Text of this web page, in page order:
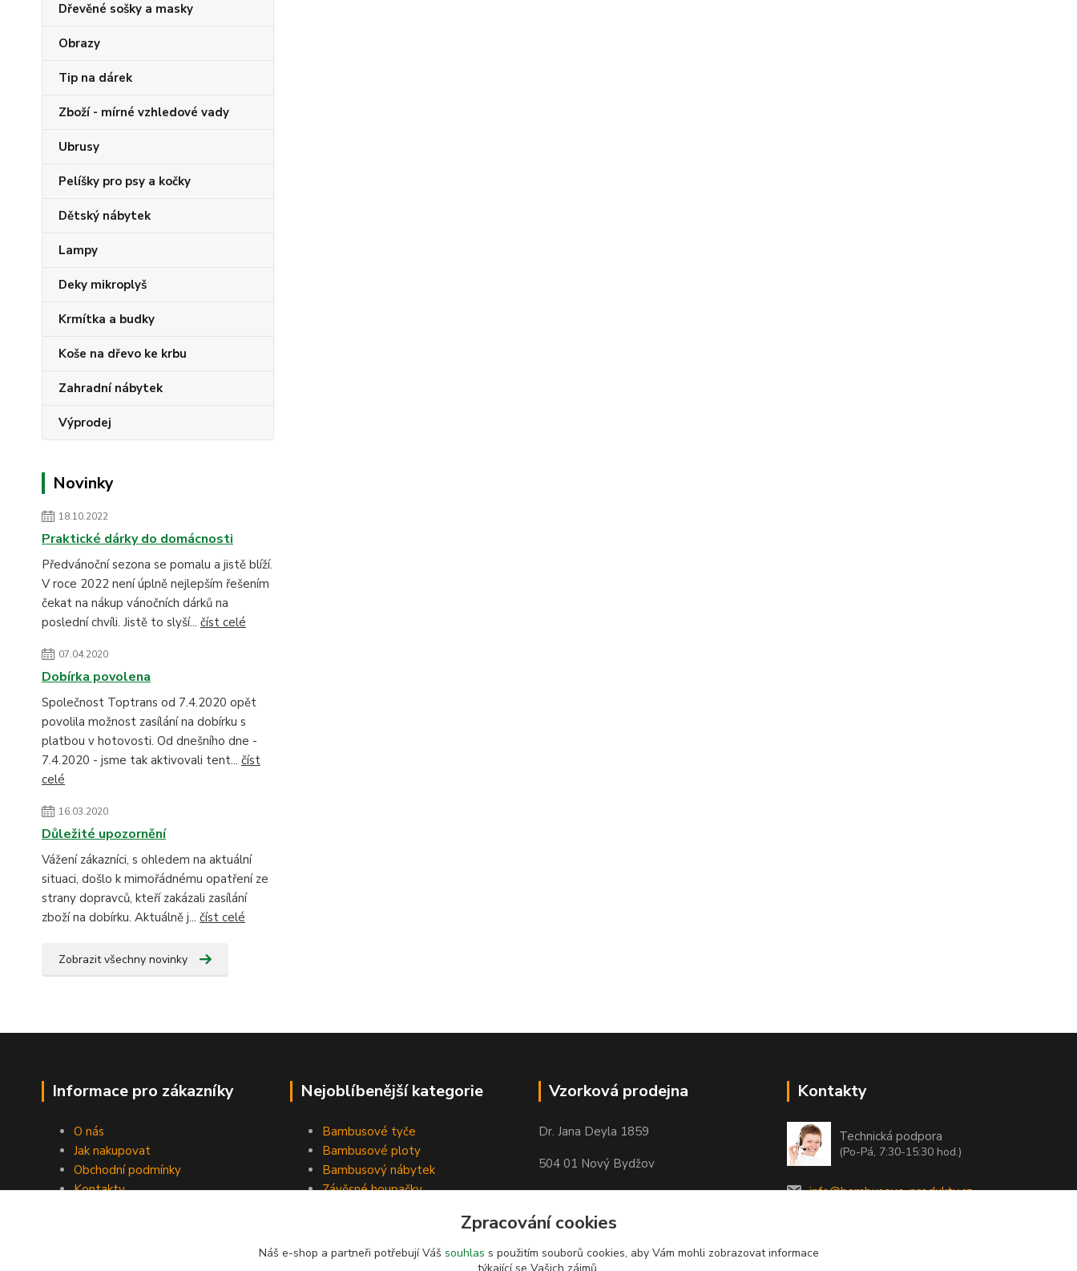
Dřevěné sošky a masky
Obrazy
Tip na dárek
Zboží - mírné vzhledové vady
Ubrusy
Pelíšky pro psy a kočky
Dětský nábytek
Lampy
Deky mikroplyš
Krmítka a budky
Koše na dřevo ke krbu
Zahradní nábytek
Výprodej
Novinky
18.10.2022
Praktické dárky do domácnosti
Předvánoční sezona se pomalu a jistě blíží.
V roce 2022 není úplně nejlepším řešením
čekat na nákup vánočních dárků na
poslední chvíli. Jistě to slyší... číst celé
07.04.2020
Dobírka povolena
Společnost Toptrans od 7.4.2020 opět
povolila možnost zasílání na dobírku s
platbou v hotovosti. Od dnešního dne -
7.4.2020 - jsme tak aktivovali tent... číst
celé
16.03.2020
Důležité upozornění
Vážení zákazníci, s ohledem na aktuální
situaci, došlo k mimořádnému opatření ze
strany dopravců, kteří zakázali zasílání
zboží na dobírku. Aktuálně j... číst celé
Zobrazit všechny novinky
Informace pro zákazníky
O nás
Jak nakupovat
Obchodní podmínky
Kontakty
Nejoblíbenější kategorie
Bambusové tyče
Bambusové ploty
Bambusový nábytek
Závěsné houpačky
Vzorková prodejna
Dr. Jana Deyla 1859
504 01 Nový Bydžov
Otevírací doba:
Po - Pá 8:00 - 17:00
So - 8:00 - 17:00
Kontakty
Technická podpora
(Po-Pá, 7:30-15:30 hod.)
info@bambusove-produkty.cz
Zpracování cookies
Náš e-shop a partneři potřebují Váš souhlas s použitím souborů cookies, aby Vám mohli zobrazovat informace